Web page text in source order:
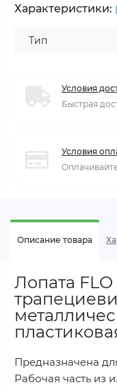
Характеристики:
Тип
Условия
Быстрая
Условия
Описание товара
Лопата
Предназначена
Рабочая часть из